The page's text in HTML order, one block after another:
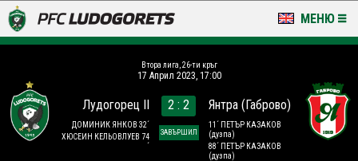
МЕНЮ
LUDOGORETS TV
НА ТЕРЕНА
Втора лига, 26-ти кръг
17 Април 2023, 17:00
Лудогорец II
ДОМИНИК ЯНКОВ 32´
ХЮСЕИН КЕЛЬОВЛУЕВ 74
´
2 : 2
ЗАВЪРШИЛ
Янтра (Габрово)
11´ ПЕТЪР КАЗАКОВ
(дузпа)
88´ ПЕТЪР КАЗАКОВ
(дузпа)